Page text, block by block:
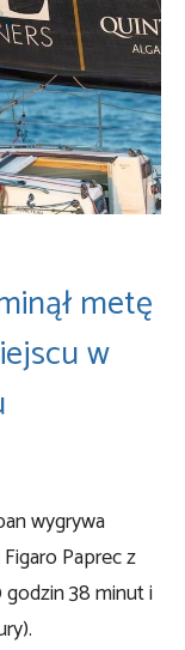
metę
w
wygrywa
Paprec z
38 minut i